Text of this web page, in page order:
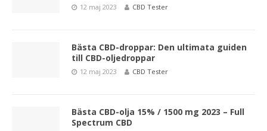
12 maj 2023 CBD Tester
Bästa CBD-droppar: Den ultimata guiden
till CBD-oljedroppar
12 maj 2023 CBD Tester
Bästa CBD-olja 15% / 1500 mg 2023 – Full
Spectrum CBD